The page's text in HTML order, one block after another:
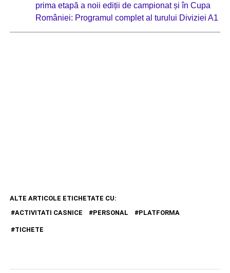
prima etapă a noii ediții de campionat și în Cupa
României: Programul complet al turului Diviziei A1
ALTE ARTICOLE ETICHETATE CU:
ACTIVITATI CASNICE
PERSONAL PLATFORMA
TICHETE